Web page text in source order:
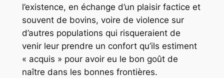
l’existence, en échange d’un plaisir factice et
souvent de bovins, voire de violence sur
d’autres populations qui risqueraient de
venir leur prendre un confort qu’ils estiment
« acquis » pour avoir eu le bon goût de
naître dans les bonnes frontières.